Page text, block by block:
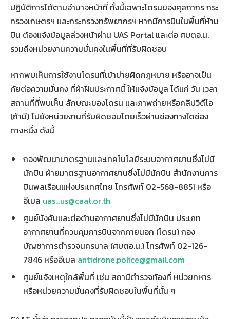
ปฏิบัติการได้ตามอำนาจหน้าที่ ทั้งนี้เฉพาะโดรนของศุลกากร กระ
ทรวงเกษตรฯ และกระทรวงทรัพยากรฯ หากมีการบินในพื้นที่ห้าม
บิน ต้องแจ้งข้อมูลล่วงหน้าผ่าน UAS Portal และต่อ ศบตอ.น.
รวมถึงหน่วยงานความมั่นคงในพื้นที่ที่รับผิดชอบ
หากพบเห็นการใช้งานโดรนที่เข้าข่ายผิดกฎหมาย หรืออาจเป็น
ภัยต่อความมั่นคง ที่ฝ่าฝืนประกาศนี้ ให้แจ้งข้อมูล ได้แก่ วัน เวลา
สถานที่ที่พบเห็น ลักษณะของโดรน และภาพถ่ายหรือคลิปวิดีโอ
(ถ้ามี) ไปยังหน่วยงานที่รับผิดชอบโดยเร็วผ่านช่องทางใดช่อง
ทางหนึ่ง ดังนี้
กองพัฒนามาตรฐานและเทคโนโลยีระบบอากาศยานซึ่งไม่มี
นักบิน ฝ่ายมาตรฐานอากาศยานซึ่งไม่มีนักบิน สำนักงานการ
บินพลเรือนแห่งประเทศไทย โทรศัพท์ 02-568-8851 หรือ
อีเมล uas_us@caat.or.th
ศูนย์บังคับและต่อต้านอากาศยานซึ่งไม่มีนักบิน ประเภท
อากาศยานที่ควบคุมการบินจากภายนอก (โดรน) กอง
บัญชาการตำรวจนครบาล (ศบตอ.น.) โทรศัพท์ 02-126-
7846 หรืออีเมล antidrone.police@gmail.com
ศูนย์แจ้งเหตุใกล้พื้นที่ เช่น สถานีตำรวจท้องที่ หน่วยทหาร
หรือหน่วยความมั่นคงที่รับผิดชอบในพื้นที่นั้น ๆ